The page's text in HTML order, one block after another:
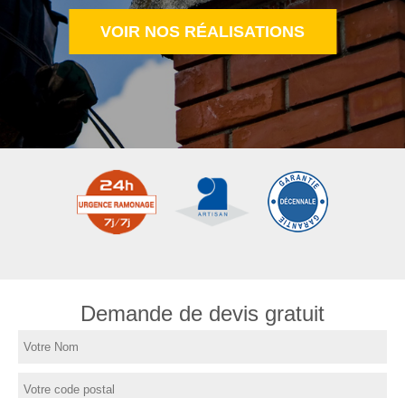
VOIR NOS RÉALISATIONS
Demande de devis gratuit